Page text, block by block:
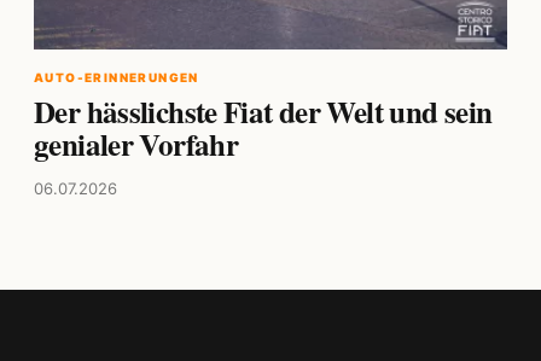
AUTO-ERINNERUNGEN
Der hässlichste Fiat der Welt und sein
genialer Vorfahr
06.07.2026